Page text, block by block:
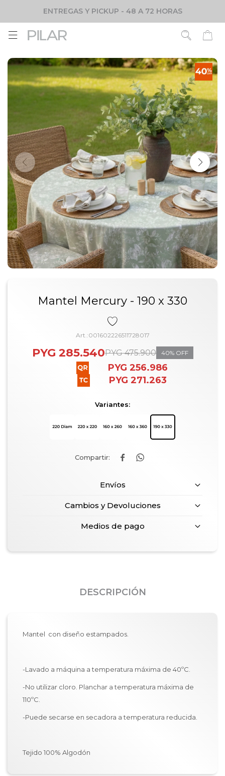
ENTREGAS Y PICKUP - 48 A 72 HORAS

Mantel Mercury - 190 x 330
001602226511728017
PYG 285.540PYG 475.900 40
PYG 256.986
PYG 271.263
Variantes:
 
Envíos
Cambios y Devoluciones
Medios de pago
DESCRIPCIÓN
Mantel con diseño estampados.
-Lavado a máquina a temperatura máxima de 40ºC.
-No utilizar cloro. Planchar a temperatura máxima de
110ºC.
-Puede secarse en secadora a temperatura reducida.
Tejido 100% Algodón